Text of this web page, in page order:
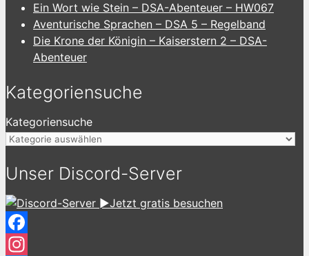
Ein Wort wie Stein – DSA-Abenteuer – HW067
Aventurische Sprachen – DSA 5 – Regelband
Die Krone der Königin – Kaiserstern 2 – DSA-
Abenteuer
Kategoriensuche
Kategoriensuche
Unser Discord-Server
►Jetzt gratis besuchen
Facebook